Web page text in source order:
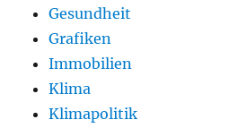
Gesundheit
Grafiken
Immobilien
Klima
Klimapolitik